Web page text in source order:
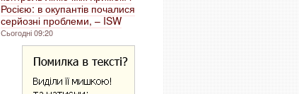
Росією: в окупантів почалися
серйозні проблеми, – ISW
Сьогодні 09:20